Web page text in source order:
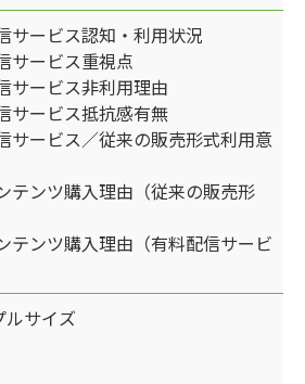
サービス認知・利用状況
サービス重視点
サービス非利用理由
サービス抵抗感有無
サービス／従来の販売形式利用意
テンツ購入理由（従来の販売形
テンツ購入理由（有料配信サービ
サイズ